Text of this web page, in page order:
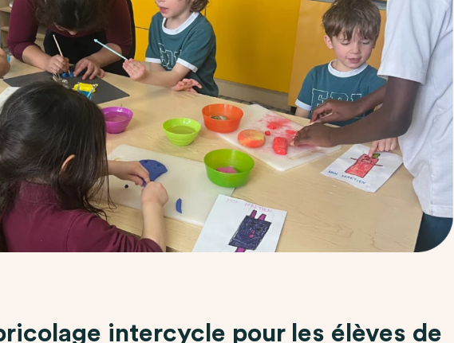
intercycle pour les élèves de